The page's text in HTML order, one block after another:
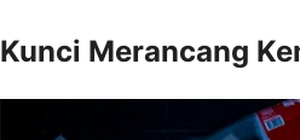
Kunci Merancang